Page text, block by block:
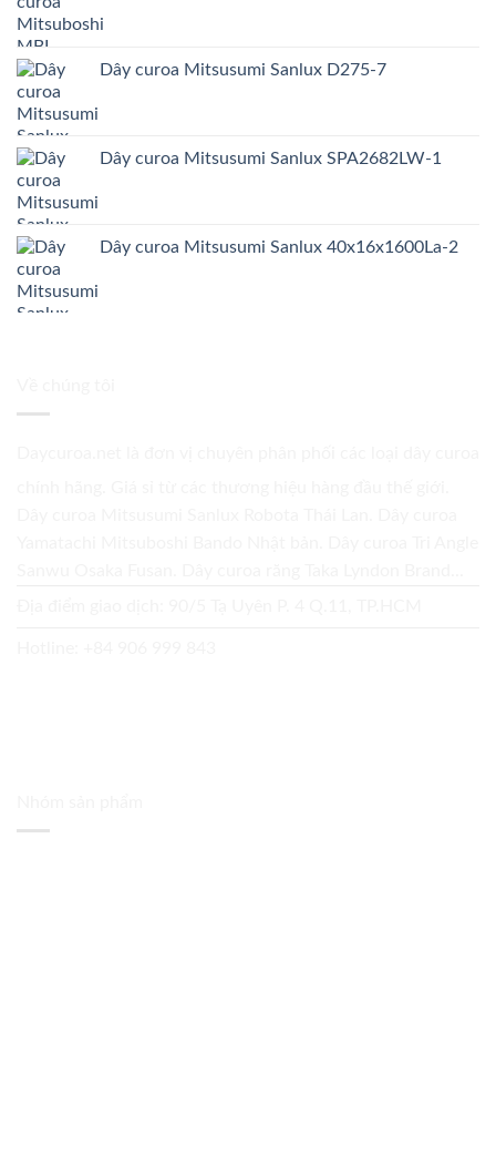
Dây curoa Mitsusumi Sanlux D275-7
Dây curoa Mitsusumi Sanlux SPA2682LW-1
Dây curoa Mitsusumi Sanlux 40x16x1600La-2